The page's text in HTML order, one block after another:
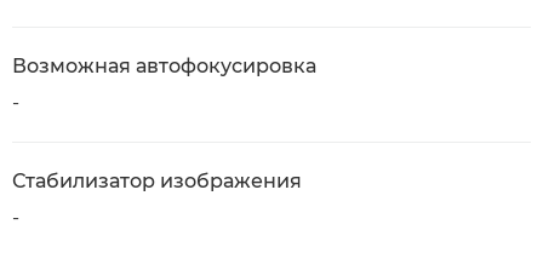
Возможная автофокусировка
-
Стабилизатор изображения
-